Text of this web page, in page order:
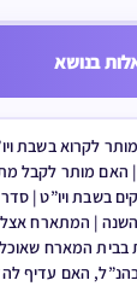
(כגון
או
אף
תחילת
ק”ש
תפילה
בנושא
לקרוא בשבת
האם מותר לקבל
בשבת ויו”ט |
| המתארח אצל
בבית המארח
האם עדיף